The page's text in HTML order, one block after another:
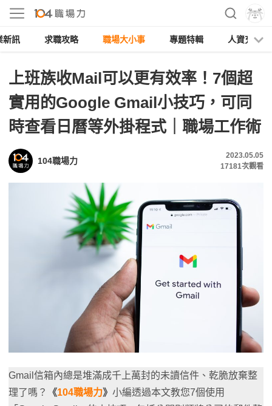
新訊 求職攻略 職場大小事 專題特輯 人資充電
上班族收Mail可以更有效率！7個超
實用的Google Gmail小技巧，可同
時查看日曆等外掛程式｜職場工作術
104職場力
2023.05.05
17181次觀看
Gmail信箱內總是堆滿成千上萬封的未讀信件、乾脆放棄整
理了嗎？
《104職場力》 小編透過本文教您7個使用